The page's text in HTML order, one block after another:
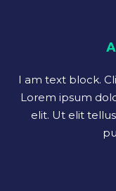
I am text block.
Lorem ipsum
elit. Ut elit